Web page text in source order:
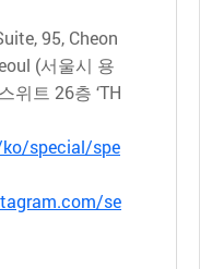
95, Cheon
(서울시 용
위트 26층 ‘TH
special/spe
se